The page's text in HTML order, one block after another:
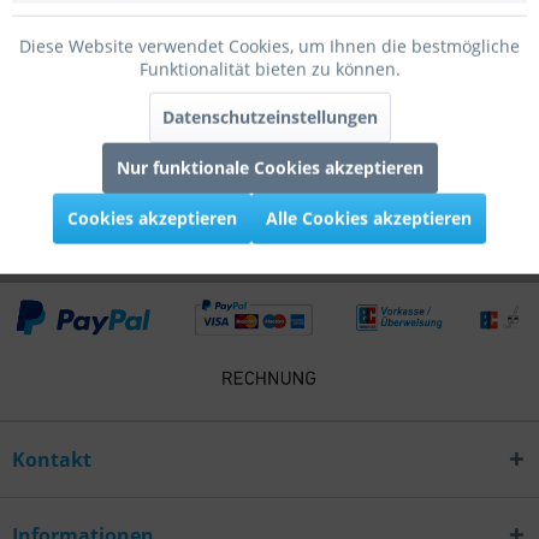
Infos zum Hersteller
Folgende Infos zum Hersteller sind verfübar......
Kunden kauften auch
Kontakt
Diese Website verwendet Cookies, um Ihnen die bestmögliche
Funktionalität bieten zu können.
Datenschutzeinstellungen
Nur funktionale Cookies akzeptieren
Cookies akzeptieren Alle Cookies akzeptieren